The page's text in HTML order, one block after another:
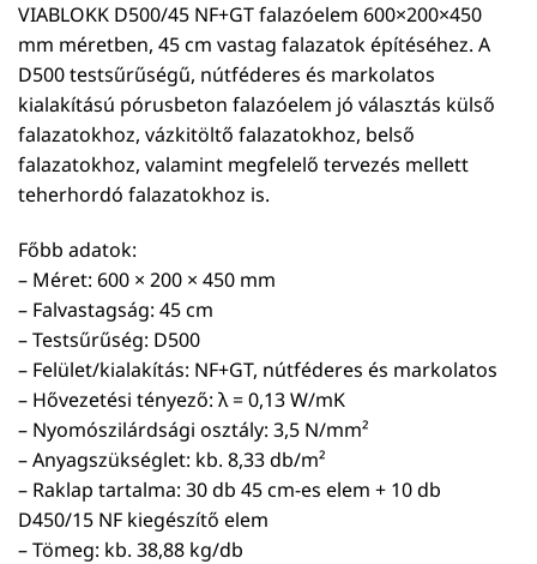
VIABLOKK D500/45 NF+GT falazóelem 600×200×450
mm méretben, 45 cm vastag falazatok építéséhez. A
D500 testsűrűségű, nútféderes és markolatos
kialakítású pórusbeton falazóelem jó választás külső
falazatokhoz, vázkitöltő falazatokhoz, belső
falazatokhoz, valamint megfelelő tervezés mellett
teherhordó falazatokhoz is.
Főbb adatok:
– Méret: 600 × 200 × 450 mm
– Falvastagság: 45 cm
– Testsűrűség: D500
– Felület/kialakítás: NF+GT, nútféderes és markolatos
– Hővezetési tényező: λ = 0,13 W/mK
– Nyomószilárdsági osztály: 3,5 N/mm²
– Anyagszükséglet: kb. 8,33 db/m²
– Raklap tartalma: 30 db 45 cm-es elem + 10 db
D450/15 NF kiegészítő elem
– Tömeg: kb. 38,88 kg/db